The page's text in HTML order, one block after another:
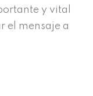
y vital
el mensaje a